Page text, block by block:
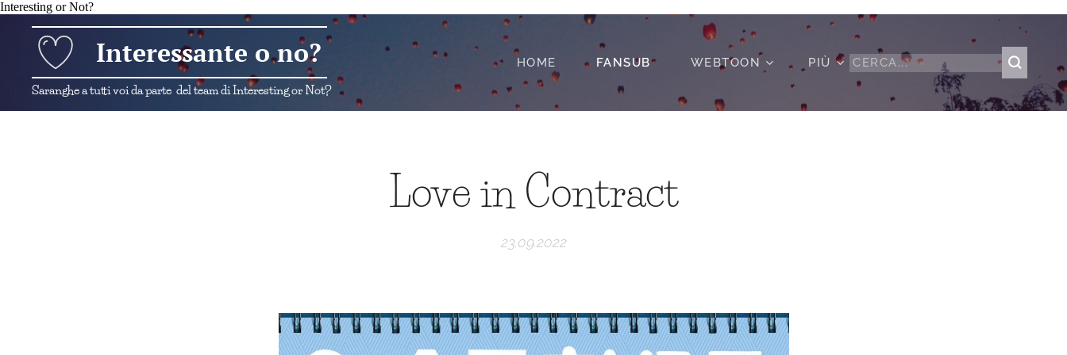
Interesting or Not?
Interessante o no?
Saranghe a tutti voi da parte del team di Interesting or Not?
HOME FANSUB WEBTOON PIÙ
Love in Contract
23.09.2022